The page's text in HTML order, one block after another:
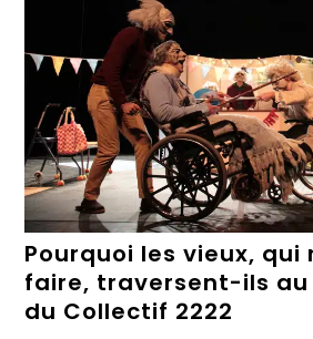
Pourquoi les vieux, qui
faire, traversent-ils au
du Collectif 2222